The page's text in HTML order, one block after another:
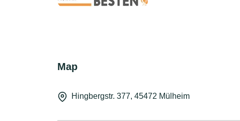
Map
Hingbergstr. 377, 45472 Mülheim